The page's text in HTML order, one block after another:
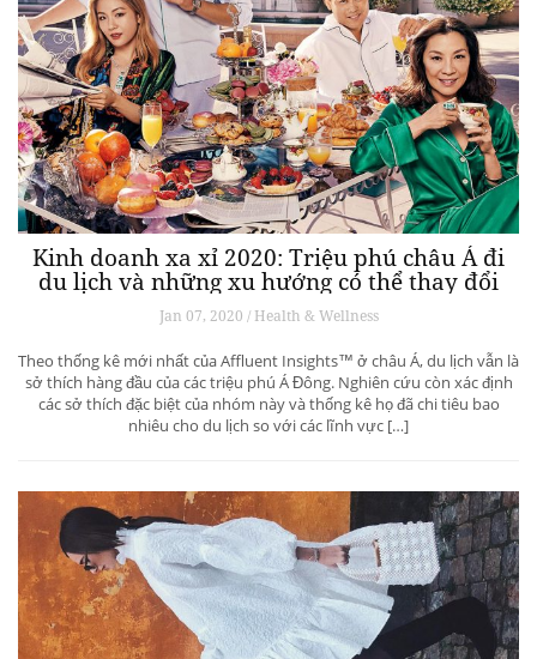
Kinh doanh xa xỉ 2020: Triệu phú châu Á đi
du lịch và những xu hướng có thể thay đổi
ngành du lịch thượng lưu
Jan 07, 2020 / Health & Wellness
Theo thống kê mới nhất của Affluent Insights™ ở châu Á, du lịch vẫn là
sở thích hàng đầu của các triệu phú Á Đông. Nghiên cứu còn xác định
các sở thích đặc biệt của nhóm này và thống kê họ đã chi tiêu bao
nhiêu cho du lịch so với các lĩnh vực […]